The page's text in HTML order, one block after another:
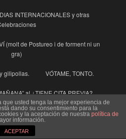
INTERNACIONALES y otras
(molt de Postureo i de forment ni un
gra)
gilipollas. VÓTAME, TONTO.
al ¿TIENE CITA PREVIA?.
(POR FAVOR)
MÁS CARO, no importa, pagan los
vecinos.
que usted tenga la mejor experiencia de
dando su consentimiento para la
y la aceptación de nuestra política de
información.
ACEPTAR